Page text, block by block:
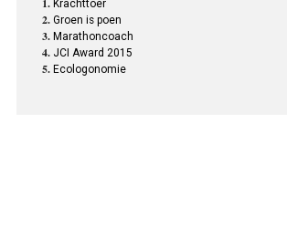
Krachttoer
Groen is poen
Marathoncoach
JCI Award 2015
Ecologonomie